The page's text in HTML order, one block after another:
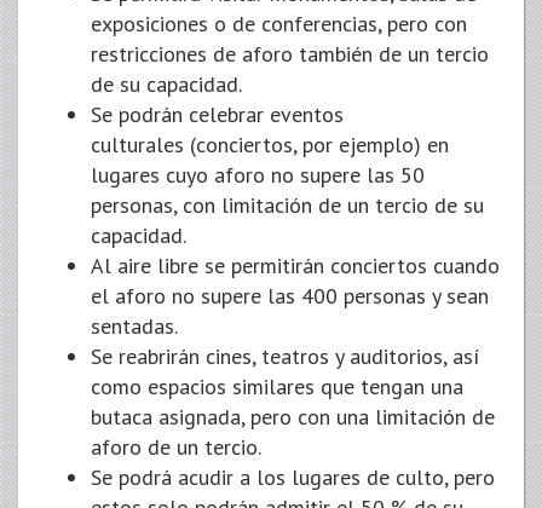
exposiciones o de conferencias, pero con
restricciones de aforo también de un tercio
de su capacidad.
Se podrán celebrar eventos
culturales (conciertos, por ejemplo) en
lugares cuyo aforo no supere las 50
personas, con limitación de un tercio de su
capacidad.
Al aire libre se permitirán conciertos cuando
el aforo no supere las 400 personas y sean
sentadas.
Se reabrirán cines, teatros y auditorios, así
como espacios similares que tengan una
butaca asignada, pero con una limitación de
aforo de un tercio.
Se podrá acudir a los lugares de culto, pero